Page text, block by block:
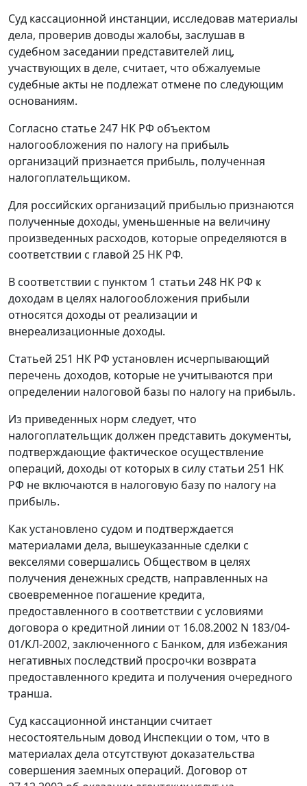
Суд кассационной инстанции, исследовав материалы
дела, проверив доводы жалобы, заслушав в
судебном заседании представителей лиц,
участвующих в деле, считает, что обжалуемые
судебные акты не подлежат отмене по следующим
основаниям.
Согласно статье 247 НК РФ объектом
налогообложения по налогу на прибыль
организаций признается прибыль, полученная
налогоплательщиком.
Для российских организаций прибылью признаются
полученные доходы, уменьшенные на величину
произведенных расходов, которые определяются в
соответствии с главой 25 НК РФ.
В соответствии с пунктом 1 статьи 248 НК РФ к
доходам в целях налогообложения прибыли
относятся доходы от реализации и
внереализационные доходы.
Статьей 251 НК РФ установлен исчерпывающий
перечень доходов, которые не учитываются при
определении налоговой базы по налогу на прибыль.
Из приведенных норм следует, что
налогоплательщик должен представить документы,
подтверждающие фактическое осуществление
операций, доходы от которых в силу статьи 251 НК
РФ не включаются в налоговую базу по налогу на
прибыль.
Как установлено судом и подтверждается
материалами дела, вышеуказанные сделки с
векселями совершались Обществом в целях
получения денежных средств, направленных на
своевременное погашение кредита,
предоставленного в соответствии с условиями
договора о кредитной линии от 16.08.2002 N 183/04-
01/КЛ-2002, заключенного с Банком, для избежания
негативных последствий просрочки возврата
предоставленного кредита и получения очередного
транша.
Суд кассационной инстанции считает
несостоятельным довод Инспекции о том, что в
материалах дела отсутствуют доказательства
совершения заемных операций. Договор от